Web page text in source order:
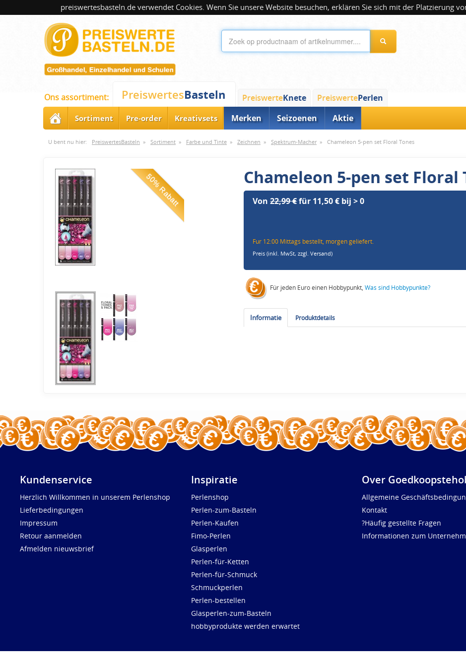
preiswertesbasteln.de verwendet Cookies. Wenn Sie unsere Website besuchen, erklären Sie sich mit der Platzierung
Ons assortiment: PreiswertesBasteln PreiswerteKnete PreiswertePerlen
Sortiment Pre-order Kreativsets Merken Seizoenen Aktie
U bent nu hier: PreiswertesBasteln » Sortiment » Farbe und Tinte » Zeichnen » Spektrum-Macher» Chameleon 5-pen set Floral Tones
50% Rabatt Chameleon 5-pen set Floral
Von22,99 €für 11,50 € bij > 0
Fur 12:00 Mittags bestellt, morgen geliefert.
Preis (inkl. MwSt,zzgl. Versand)
Für jeden Euro einen Hobbypunkt,Was sind Hobbypunkte?
Informatie Produktdetails
Kundenservice
Herzlich Willkommen in unserem Perlenshop
Lieferbedingungen
Impressum
Retour aanmelden
Afmelden nieuwsbrief
Inspiratie
Perlenshop
Perlen-zum-Basteln
Perlen-Kaufen
Fimo-Perlen
Glasperlen
Perlen-für-Ketten
Perlen-für-Schmuck
Schmuckperlen
Perlen-bestellen
Glasperlen-zum-Basteln
hobbyprodukte werden erwartet
Over
Allgemeine
Kontakt
?Häufig gestellte Fragen
Informationen zum